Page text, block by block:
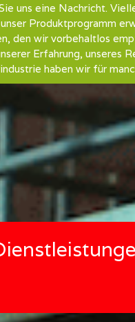
uns eine Nachricht.
Produktprogramm
den wir vorbehaltlos
Erfahrung, unseres
haben wir für